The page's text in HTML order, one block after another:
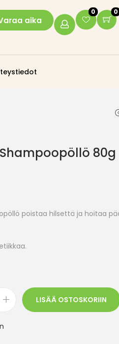
aika
0 0
80g
poistaa hilsettä ja hoitaa
LISÄÄ OSTOSKORIIN